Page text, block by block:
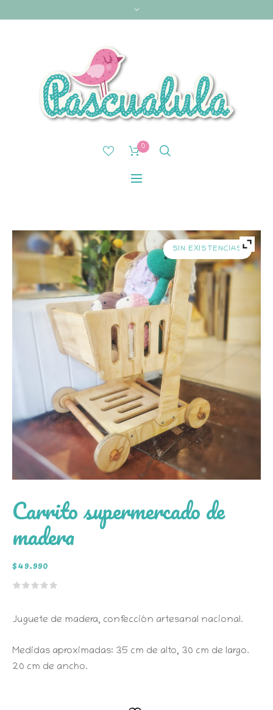
0
SIN EXISTENCIAS
Carrito supermercado de
madera
$49.990
Juguete de madera, confección artesanal nacional.
Medidas aproximadas: 35 cm de alto, 30 cm de largo.
20 cm de ancho.